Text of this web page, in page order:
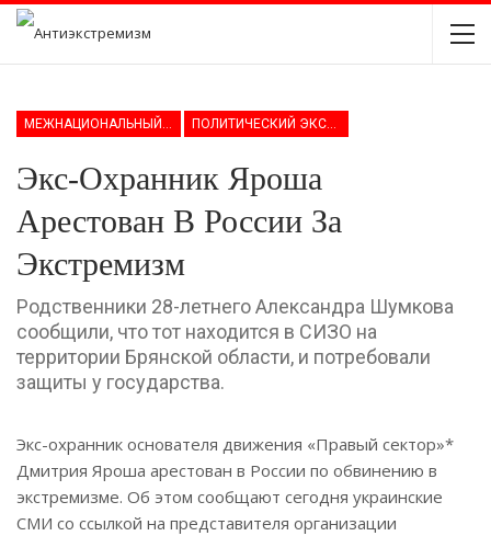
Экс-Охранник Яроша
Арестован В России За
Экстремизм
Родственники 28-летнего Александра Шумкова
сообщили, что тот находится в СИЗО на
территории Брянской области, и потребовали
защиты у государства.
Экс-охранник основателя движения «Правый сектор»*
Дмитрия Яроша арестован в России по обвинению в
экстремизме. Об этом сообщают сегодня украинские
СМИ со ссылкой на представителя организации